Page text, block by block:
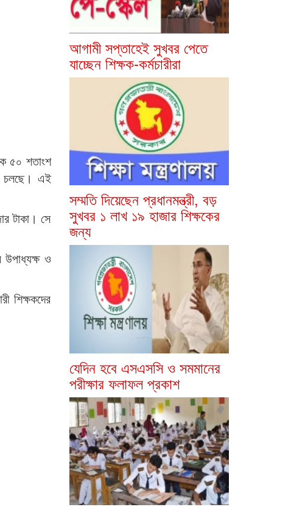
৫০ শতাংশ
চলছে। এই
টাকা। সে
উপাধ্যক্ষ ও
শিক্ষকদের
আগামী সপ্তাহেই সুখবর পেতে
যাচ্ছেন শিক্ষক-কর্মচারীরা
সম্মতি দিয়েছেন প্রধানমন্ত্রী, বড়
সুখবর ১ লাখ ১৯ হাজার শিক্ষকের
জন্য
যেদিন হবে এসএসসি ও সমমানের
পরীক্ষার ফলাফল প্রকাশ